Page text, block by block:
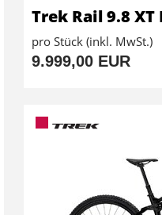
Trek Rail 9.8 XT
pro Stück (inkl. MwSt.)
9.999,00 EUR